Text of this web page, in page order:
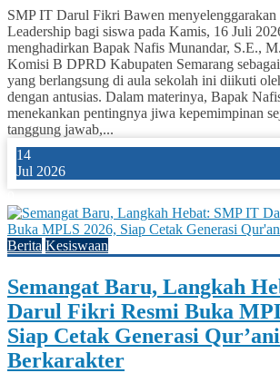
SMP IT Darul Fikri Bawen menyelenggarakan
Leadership bagi siswa pada Kamis, 16 Juli
menghadirkan Bapak Nafis Munandar, S.E.,
Komisi B DPRD Kabupaten Semarang
yang berlangsung di aula sekolah ini diikuti
dengan antusias. Dalam materinya, Bapak
menekankan pentingnya jiwa kepemimpinan
tanggung jawab,...
14
Jul 2026
Berita Kesiswaan
Semangat Baru, Langkah
Darul Fikri Resmi Buka
Siap Cetak Generasi Qur’ani
Berkarakter